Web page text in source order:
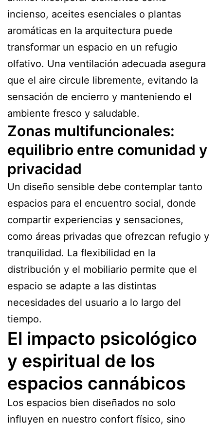
incienso, aceites esenciales o plantas
aromáticas en la arquitectura puede
transformar un espacio en un refugio
olfativo. Una ventilación adecuada asegura
que el aire circule libremente, evitando la
sensación de encierro y manteniendo el
ambiente fresco y saludable.
Zonas multifuncionales:
equilibrio entre comunidad y
privacidad
Un diseño sensible debe contemplar tanto
espacios para el encuentro social, donde
compartir experiencias y sensaciones,
como áreas privadas que ofrezcan refugio y
tranquilidad. La flexibilidad en la
distribución y el mobiliario permite que el
espacio se adapte a las distintas
necesidades del usuario a lo largo del
tiempo.
El impacto psicológico
y espiritual de los
espacios cannábicos
Los espacios bien diseñados no solo
influyen en nuestro confort físico, sino